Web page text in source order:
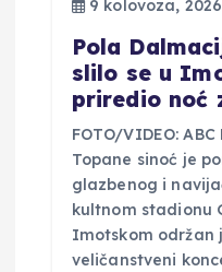
9 kolovoza, 2026
Pola
slilo se u
priredio noć
FOTO/VIDEO:
Topane sinoć je
glazbenog i
kultnom stadionu
Imotskom održan
veličanstveni